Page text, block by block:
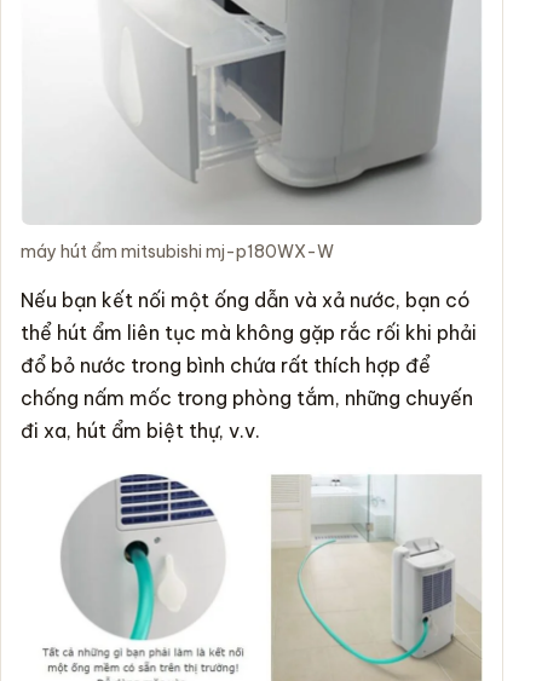
máy hút ẩm mitsubishi mj-p180WX-W
Nếu bạn kết nối một ống dẫn và xả nước, bạn có
thể hút ẩm liên tục mà không gặp rắc rối khi phải
đổ bỏ nước trong bình chứa rất thích hợp để
chống nấm mốc trong phòng tắm, những chuyến
đi xa, hút ẩm biệt thự, v.v.